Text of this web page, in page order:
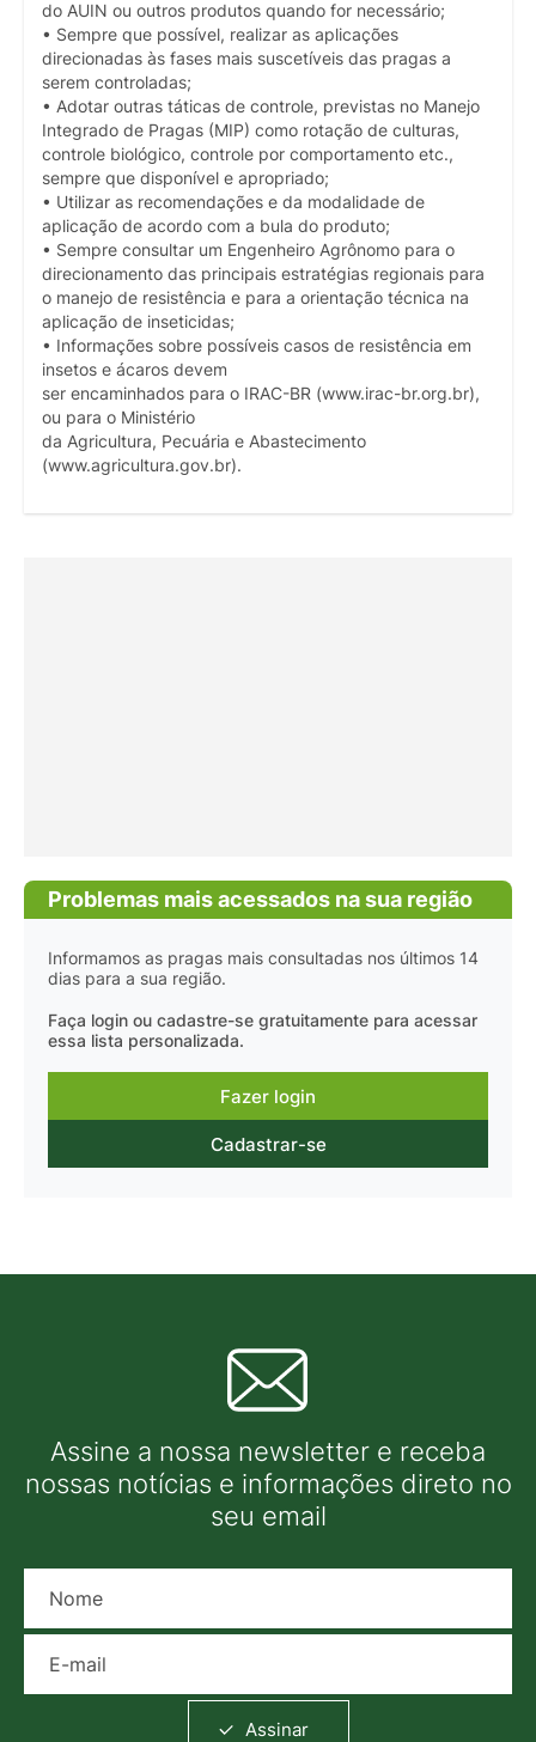
do AUIN ou outros produtos quando for necessário;
• Sempre que possível, realizar as aplicações
direcionadas às fases mais suscetíveis das pragas a
serem controladas;
• Adotar outras táticas de controle, previstas no Manejo
Integrado de Pragas (MIP) como rotação de culturas,
controle biológico, controle por comportamento etc.,
sempre que disponível e apropriado;
• Utilizar as recomendações e da modalidade de
aplicação de acordo com a bula do produto;
• Sempre consultar um Engenheiro Agrônomo para o
direcionamento das principais estratégias regionais para
o manejo de resistência e para a orientação técnica na
aplicação de inseticidas;
• Informações sobre possíveis casos de resistência em
insetos e ácaros devem
ser encaminhados para o IRAC-BR (www.irac-br.org.br),
ou para o Ministério
da Agricultura, Pecuária e Abastecimento
(www.agricultura.gov.br).
Problemas mais acessados na sua região
Informamos as pragas mais consultadas nos últimos 14
dias para a sua região.
Faça login ou cadastre-se gratuitamente para acessar
essa lista personalizada.
Fazer login
Cadastrar-se
Assine a nossa newsletter e receba
nossas notícias e informações direto no
seu email
Assinar